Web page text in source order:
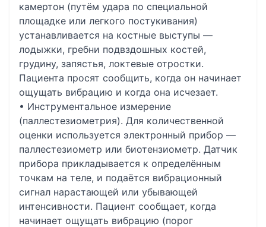
камертон (путём удара по специальной
площадке или легкого постукивания)
устанавливается на костные выступы —
лодыжки, гребни подвздошных костей,
грудину, запястья, локтевые отростки.
Пациента просят сообщить, когда он начинает
ощущать вибрацию и когда она исчезает.
• Инструментальное измерение
(паллестезиометрия). Для количественной
оценки используется электронный прибор —
паллестезиометр или биотензиометр. Датчик
прибора прикладывается к определённым
точкам на теле, и подаётся вибрационный
сигнал нарастающей или убывающей
интенсивности. Пациент сообщает, когда
начинает ощущать вибрацию (порог